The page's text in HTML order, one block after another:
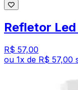
Refletor
R$ 57,00
ou 1x de R$ 57,00